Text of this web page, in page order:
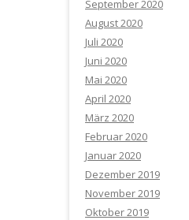
September 2020
August 2020
Juli 2020
Juni 2020
Mai 2020
April 2020
März 2020
Februar 2020
Januar 2020
Dezember 2019
November 2019
Oktober 2019